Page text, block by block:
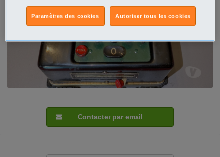
Contacter par email
Autoriser tous les cookies
Paramètres des cookies